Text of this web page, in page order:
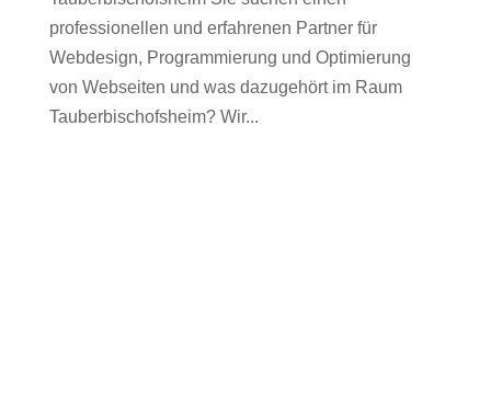
professionellen und erfahrenen Partner für
Webdesign, Programmierung und Optimierung
von Webseiten und was dazugehört im Raum
Tauberbischofsheim? Wir...